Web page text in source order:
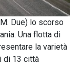
Due) lo scorso
Una flotta di
la varietà
di 13 città